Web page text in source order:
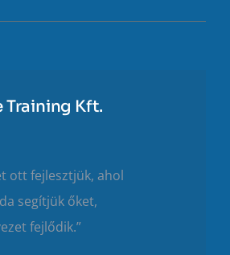
Training Kft.
ott fejlesztjük, ahol
segítjük őket,
fejlődik.”